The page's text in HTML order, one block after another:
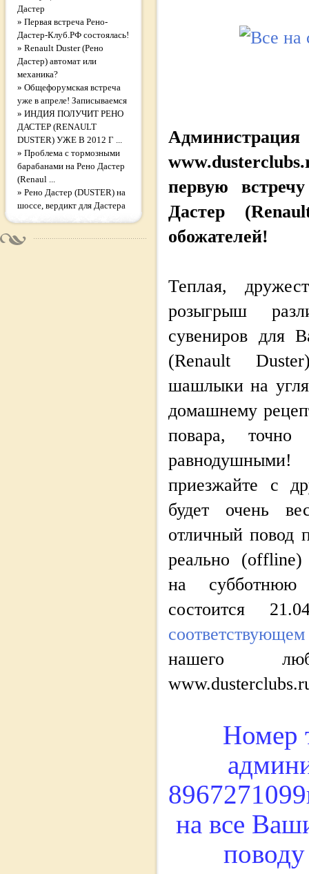
Дастер
» Первая встреча Рено-
Дастер-Клуб.РФ состоялась!
» Renault Duster (Рено
Дастер) автомат или
механика?
» Общефорумская встреча
уже в апреле! Записываемся
» ИНДИЯ ПОЛУЧИТ РЕНО
ДАСТЕР (RENAULT
DUSTER) УЖЕ В 2012 Г ...
» Проблема с тормозными
барабанами на Рено Дастер
(Renaul ...
» Рено Дастер (DUSTER) на
шоссе, вердикт для Дастера
первую
Дастер
обожателей!
Теплая,
розыгрыш
сувениров для
(Renault
шашлыки на
домашнему
повара,
приезжайте с
будет очень
отличный повод
реально (offline)
на субботнюю
состоится
нашего
Номер
на все